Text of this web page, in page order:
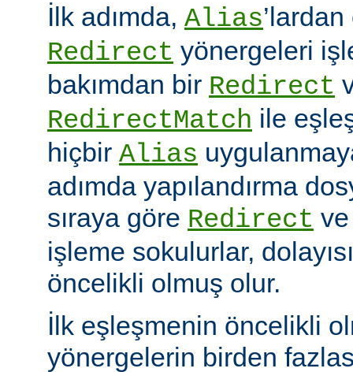
İlk adımda, Alias
Redirect yönergeleri
bakımdan bir Redirect
RedirectMatch ile
hiçbir Alias
adımda yapılandırma
sıraya göre Redirect
işleme sokulurlar,
öncelikli olmuş olur.
İlk eşleşmenin öncelikli
yönergelerin birden